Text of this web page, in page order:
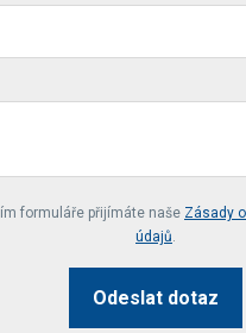
*
formuláře přijímáte naše Zásady
údajů.
Odeslat dotaz